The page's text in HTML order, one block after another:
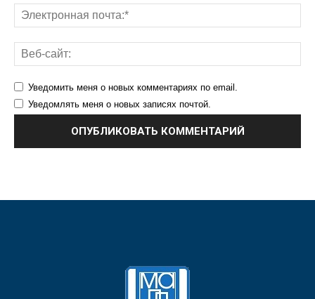
Уведомить меня о новых комментариях по email.
Уведомлять меня о новых записях почтой.